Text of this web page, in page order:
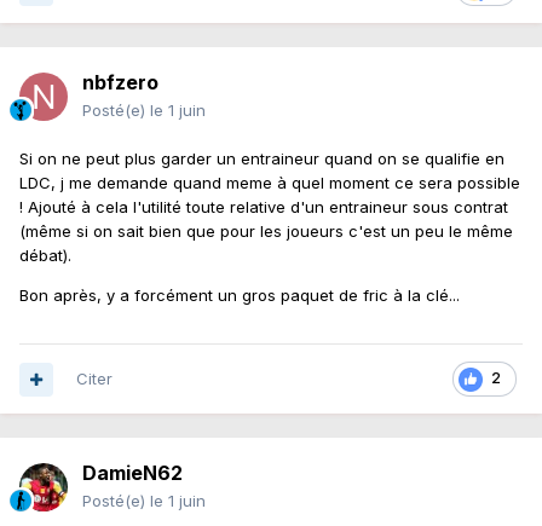
nbfzero
Posté(e) le 1 juin
Si on ne peut plus garder un entraineur quand on se qualifie en
LDC, j me demande quand meme à quel moment ce sera possible
! Ajouté à cela l'utilité toute relative d'un entraineur sous contrat
(même si on sait bien que pour les joueurs c'est un peu le même
débat).
Bon après, y a forcément un gros paquet de fric à la clé...
2
Citer
DamieN62
Posté(e) le 1 juin